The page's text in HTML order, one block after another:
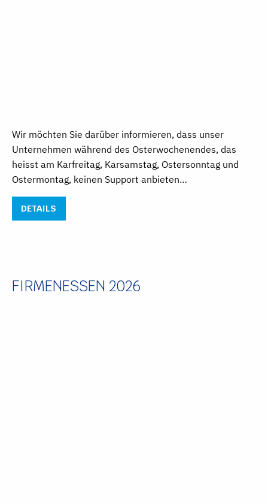
Wir möchten Sie darüber informieren, dass unser
Unternehmen während des Osterwochenendes, das
heisst am Karfreitag, Karsamstag, Ostersonntag und
Ostermontag, keinen Support anbieten…
DETAILS
FIRMENESSEN 2026